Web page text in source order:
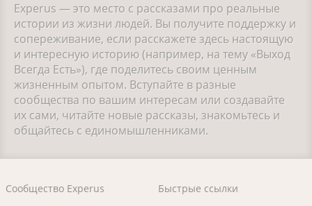
Experus — это место с рассказами про реальные
истории из жизни людей. Вы получите поддержку и
сопереживание, если расскажете здесь настоящую
и интересную историю (например, на тему «Выход
Всегда Есть»), где поделитесь своим ценным
жизненным опытом. Вступайте в разные
сообщества по вашим интересам или создавайте
их сами, читайте новые рассказы, знакомьтесь и
общайтесь с единомышленниками.
Сообщество Experus Быстрые ссылки